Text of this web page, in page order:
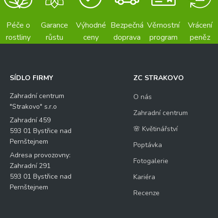
Péče o
rostliny
Garance
růstu
Výhodné
ceny
Bezpečná
doprava
Věrnostní
program
Vrácení
peněz
SÍDLO FIRMY
Zahradní centrum
"Strakovo" s.r.o
Zahradní 459
593 01 Bystřice nad
Pernštejnem
Adresa provozovny:
Zahradní 291
593 01 Bystřice nad
Pernštejnem
ZC STRAKOVO
O nás
Zahradní centrum
🌸 Květinářství
Poptávka
Fotogalerie
Kariéra
Recenze